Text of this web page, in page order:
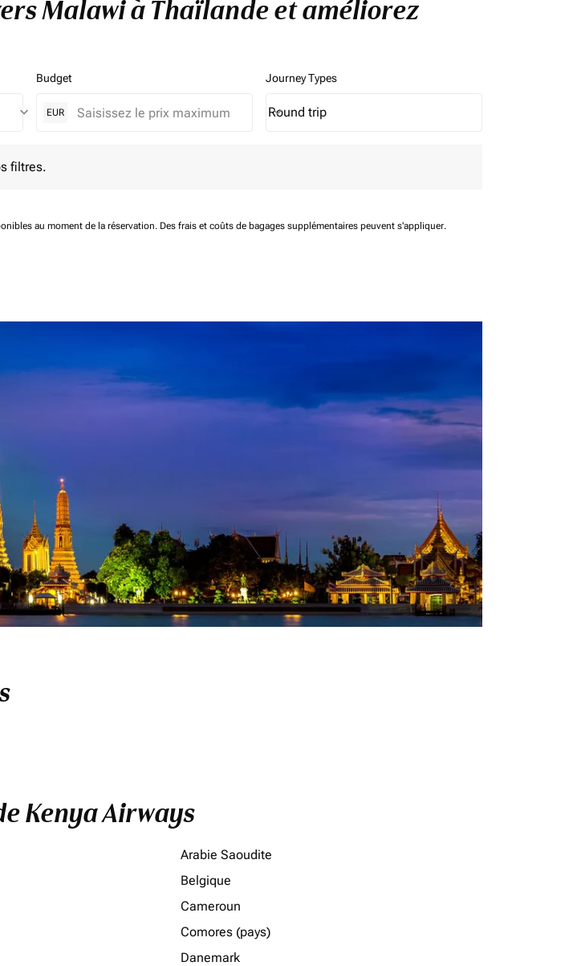
Malawi à Thaïlande et améliorez
keyboard_arrow_down
Budget
EUR
Journey Types
Journey Types option Round trip Selected
Round trip
keyboard_arrow_down
filtres.
au moment de la réservation. Des frais et coûts de bagages supplémentaires peuvent s'appliquer.
Kenya Airways
Arabie Saoudite
Belgique
Cameroun
Comores (pays)
Danemark